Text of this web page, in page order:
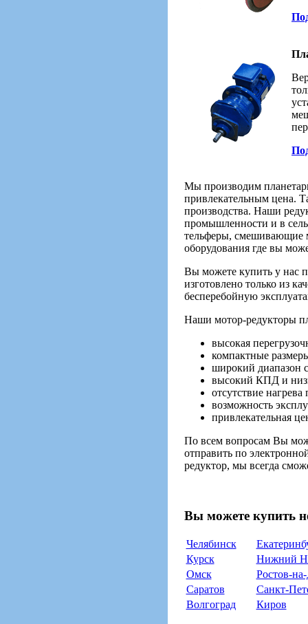
Мы производим
привлекательным цена.
производства. Наши
промышленности и в
тельферы, смешивающие
оборудования где вы
Вы можете купить у нас
изготовлено только из
бесперебойную
Наши мотор-редукторы
высокая
компактные
широкий диапазон
высокий КПД и
отсутствие
возможность
привлекательная
По всем вопросам Вы
отправить по
редуктор, мы всегда
Вы можете купить
Челябинск
Курск
Нижний
Омск
Ростов-
Саратов
Санкт-
Волгоград
Киров